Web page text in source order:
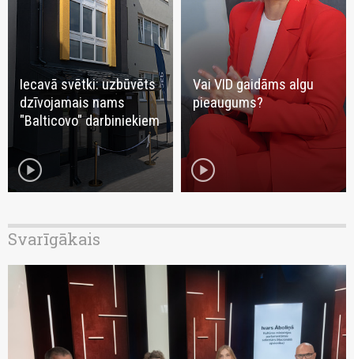
Iecavā svētki: uzbūvēts
dzīvojamais nams
"Balticovo" darbiniekiem
play_circle
Vai VID gaidāms algu
pieaugums?
play_circle
Svarīgākais